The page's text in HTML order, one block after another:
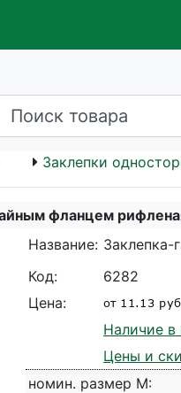
Заклепки
фланцем
Название: Заклепка-
Код:
6282
Цена:
Наличие в
Цены и
номин. размер M: